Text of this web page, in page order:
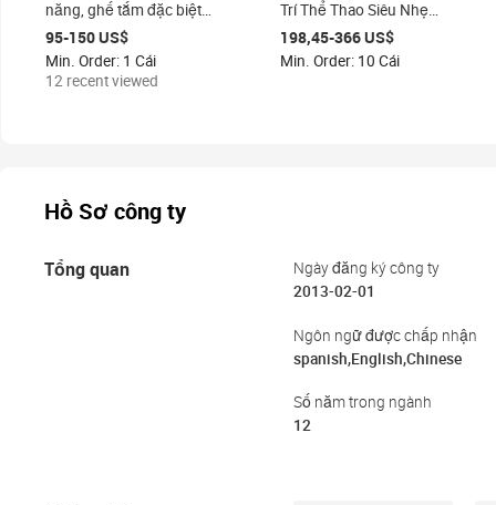
năng, ghế tắm đặc biệt
dành cho trẻ em cần
chăm sóc đặc biệt
95-150 US$
Min. Order: 1 Cái
12 recent viewed
Trí Thể Thao Siêu Nhẹ
Cứng Xe Lăn
198,45-366 US$
Min. Order: 10 Cái
Hồ Sơ công ty
Tổng quan
Ngày đăng ký công ty
2013-02-01
Ngôn ngữ được chấp nhận
spanish,English,Chinese
Số năm trong ngành
12